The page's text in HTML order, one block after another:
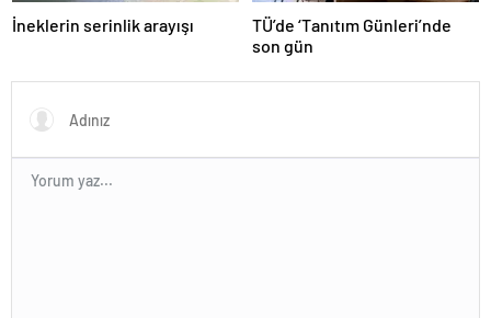
İneklerin serinlik arayışı
TÜ’de ‘Tanıtım Günleri’nde
son gün